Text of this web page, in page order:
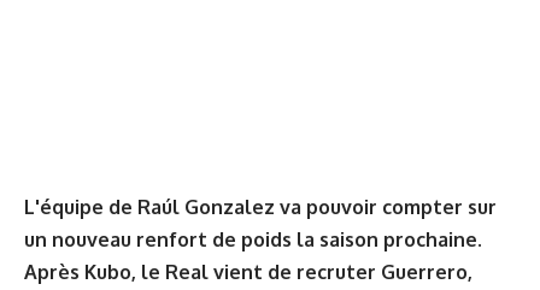
L'équipe de Raúl Gonzalez va pouvoir compter sur
un nouveau renfort de poids la saison prochaine.
Après Kubo, le Real vient de recruter Guerrero,